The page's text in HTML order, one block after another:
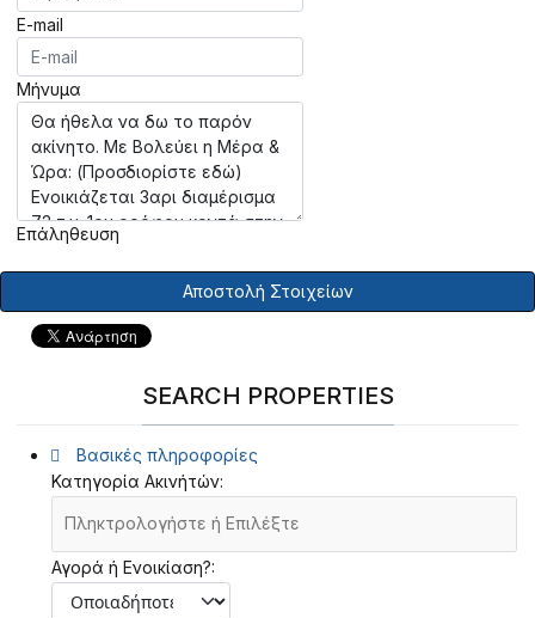
E-mail
Μήνυμα
Επάληθευση
Αποστολή Στοιχείων
SEARCH PROPERTIES
Βασικές πληροφορίες
Κατηγορία Ακινήτών:
Αγορά ή Ενοικίαση?: